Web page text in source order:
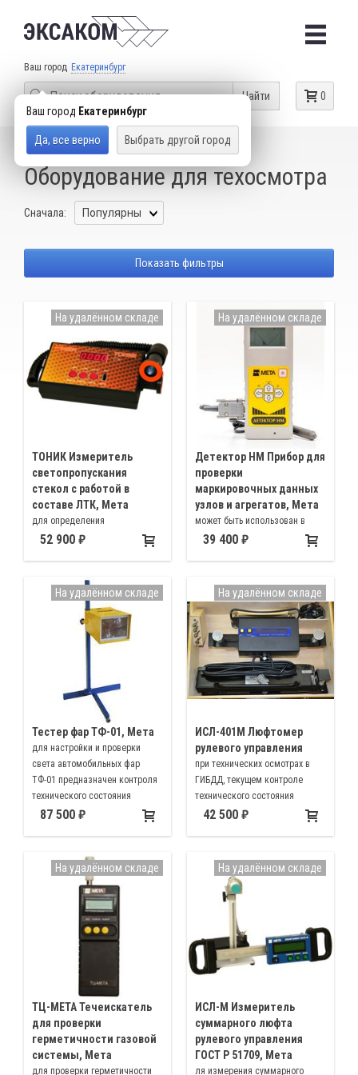
Ваш город Екатеринбург
Ваш город Екатеринбург
Да, все верно Выбрать другой город
0
Найти
КАТАЛОГ ТОВАРОВ ДИАГНОСТИЧЕСКОЕ ОБОРУДОВАНИЕ
Сначала:
Оборудование для техосмотра
Показать фильтры
ТОНИК Измеритель
светопропускания
стекол с работой в
составе ЛТК, Мета
для определения
светопропускания
Доработаны в соответствии с
последними требованиями РСА
и Минпромторга 2012г. и имеют
новые сертификаты
52 900
На удалённом складе
Детектор НМ Прибор для
проверки
маркировочных данных
узлов и агрегатов, Мета
может быть использован в
лабораторных условиях, и в
изменения маркировки кузова
39 400
На удалённом складе
Тестер фар ТФ-01, Мета
для настройки и проверки
света автомобильных фар
ТФ-01 предназначен контроля
технического состояния
внешних световых приборов
87 500
На удалённом складе
ИСЛ-401М Люфтомер
рулевого управления
при технических осмотрах в
ГИБДД, текущем контроле
технического состояния
рулевого управления, его
пунктах технического контроля
(стационарных, контейнерных,
мобильных) и автосервисах
42 500
На удалённом складе
ТЦ-МЕТА Течеискатель
для проверки
герметичности газовой
системы, Мета
для проверки герметичности
На удалённом складе
ИСЛ-М Измеритель
суммарного люфта
рулевого управления
ГОСТ Р 51709, Мета
ля измерения суммарного
На удалённом складе